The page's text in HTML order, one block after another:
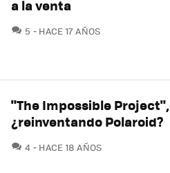
a la venta
5 COMENTARIOS
HACE 17 AÑOS
"The Impossible Project",
¿reinventando Polaroid?
4 COMENTARIOS
HACE 18 AÑOS